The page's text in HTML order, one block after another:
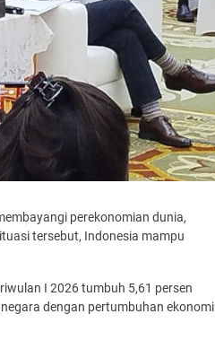
perekonomian dunia,
tersebut, Indonesia mampu
I 2026 tumbuh 5,61 persen
dengan pertumbuhan ekonomi